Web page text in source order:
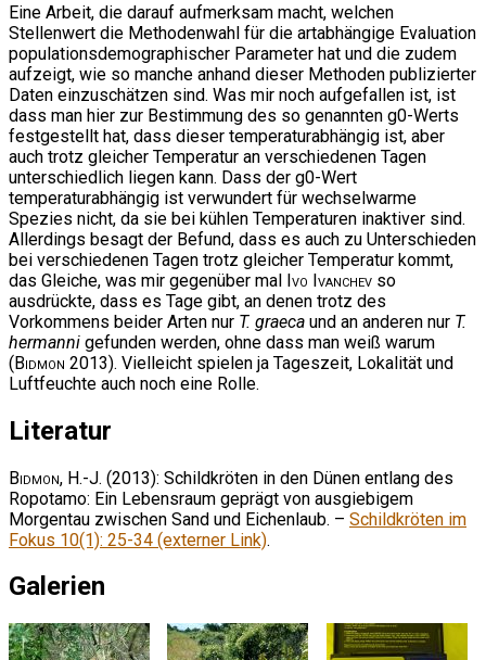
Eine Arbeit, die darauf aufmerksam macht, welchen
Stellenwert die Methodenwahl für die artabhängige Evaluation
populationsdemographischer Parameter hat und die zudem
aufzeigt, wie so manche anhand dieser Methoden publizierter
Daten einzuschätzen sind. Was mir noch aufgefallen ist, ist
dass man hier zur Bestimmung des so genannten g0-Werts
festgestellt hat, dass dieser temperaturabhängig ist, aber
auch trotz gleicher Temperatur an verschiedenen Tagen
unterschiedlich liegen kann. Dass der g0-Wert
temperaturabhängig ist verwundert für wechselwarme
Spezies nicht, da sie bei kühlen Temperaturen inaktiver sind.
Allerdings besagt der Befund, dass es auch zu Unterschieden
bei verschiedenen Tagen trotz gleicher Temperatur kommt,
das Gleiche, was mir gegenüber mal Ivo Ivanchev so
ausdrückte, dass es Tage gibt, an denen trotz des
Vorkommens beider Arten nur T. graeca und an anderen nur T.
hermanni gefunden werden, ohne dass man weiß warum
(Bidmon 2013). Vielleicht spielen ja Tageszeit, Lokalität und
Luftfeuchte auch noch eine Rolle.
Literatur
Bidmon, H.-J. (2013): Schildkröten in den Dünen entlang des
Ropotamo: Ein Lebensraum geprägt von ausgiebigem
Morgentau zwischen Sand und Eichenlaub. – Schildkröten im
Fokus 10(1): 25-34 (externer Link).
Galerien